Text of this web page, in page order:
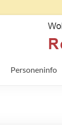
Personeninfo